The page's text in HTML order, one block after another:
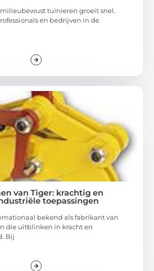
tuinieren groeit snel.
en bedrijven in de
van Tiger: krachtig en
toepassingen
bekend als fabrikant van
die uitblinken in kracht en
Bij